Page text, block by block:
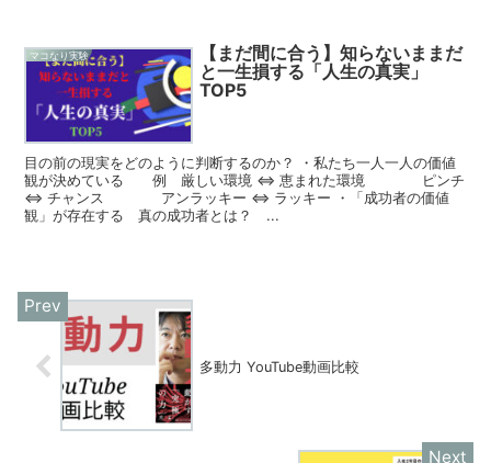
マコなり実験
【まだ間に合う】知らないままだ
と一生損する「人生の真実」
TOP5
目の前の現実をどのように判断するのか？ ・私たち一人一人の価値
観が決めている 例 厳しい環境 ⇔ 恵まれた環境 ピンチ
⇔ チャンス アンラッキー ⇔ ラッキー ・「成功者の価値
観」が存在する 真の成功者とは？ ...
多動力 YouTube動画比較